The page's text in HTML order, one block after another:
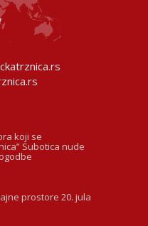
koji se
Subotica nude
prostore 20. jula